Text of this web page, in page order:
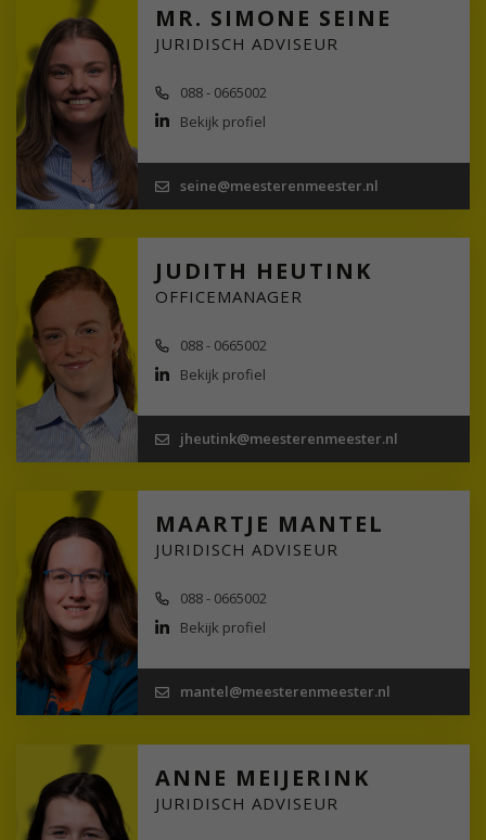
MR. SIMONE SEINE
JURIDISCH ADVISEUR
088 - 0665002
Bekijk profiel
seine@meesterenmeester.nl
JUDITH HEUTINK
OFFICEMANAGER
088 - 0665002
Bekijk profiel
jheutink@meesterenmeester.nl
MAARTJE MANTEL
JURIDISCH ADVISEUR
088 - 0665002
Bekijk profiel
mantel@meesterenmeester.nl
ANNE MEIJERINK
JURIDISCH ADVISEUR